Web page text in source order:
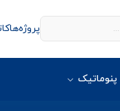
پروژه‌ها
پنوماتیک